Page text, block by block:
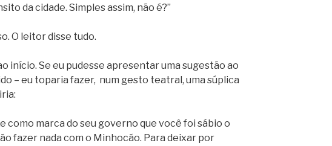
da cidade. Simples assim, não é?”
O leitor disse tudo.
início. Se eu pudesse apresentar uma sugestão ao
– eu toparia fazer, num gesto teatral, uma súplica
como marca do seu governo que você foi sábio o
fazer nada com o Minhocão. Para deixar por